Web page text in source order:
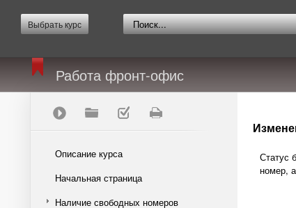
Выбрать курс
Работа фронт-офис
Описание курса
Начальная страница
Наличие свободных номеров
Статус
номер,